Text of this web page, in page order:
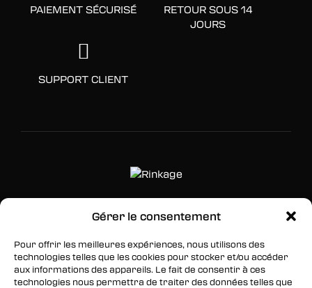
Gérer le consentement
Pour offrir les meilleures expériences, nous utilisons des
technologies telles que les cookies pour stocker et/ou accéder
aux informations des appareils. Le fait de consentir à ces
technologies nous permettra de traiter des données telles que
PAIEMENT SÉCURISÉ
RETOUR SOUS 14
JOURS
SUPPORT CLIENT
SUIVEZ-NOUS
Facebook
Twitter